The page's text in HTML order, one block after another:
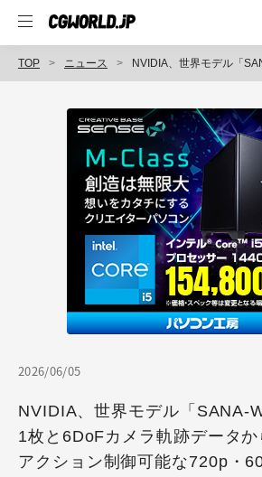
TOP ニュース NVIDIA、世界モデル「SANA-WM」公開 画像1枚と6DoFカメラ軌跡データか
2026/06/05
NVIDIA、世界モデル「
1枚と6DoFカメラ軌跡データ
アクション制御可能な720p・